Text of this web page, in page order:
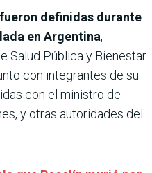
definidas durante
en Argentina,
Salud Pública y Bienestar
con integrantes de su
con el ministro de
y otras autoridades del